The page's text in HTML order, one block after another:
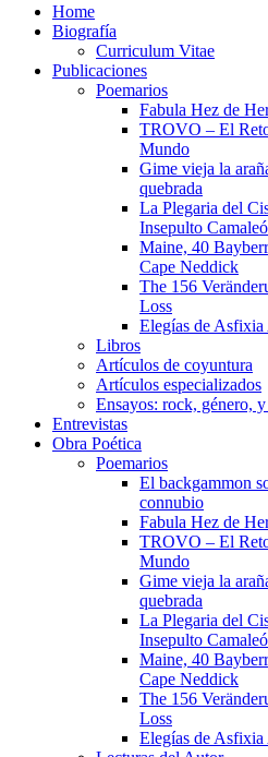
Home
Biografía
Curriculum Vitae​
Publicaciones
Poemarios
Fabula Hez de
TROVO – El
Mundo
Gime vieja la
quebrada
La Plegaria del
Insepulto
Maine, 40
Cape Neddick
The 156
Loss
Elegías de
Libros
Artículos de coyuntura
Artículos especializados
Ensayos: rock, género,
Entrevistas
Obra Poética
Poemarios
El backgammon
connubio
Fabula Hez de
TROVO – El
Mundo
Gime vieja la
quebrada
La Plegaria del
Insepulto
Maine, 40
Cape Neddick
The 156
Loss
Elegías de